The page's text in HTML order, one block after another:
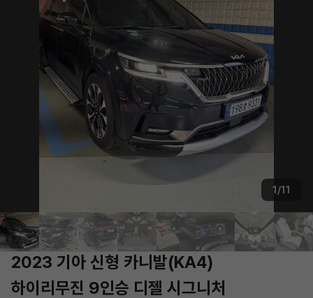
1/11
2023 기아 신형 카니발(KA4)
하이리무진 9인승 디젤 시그니처